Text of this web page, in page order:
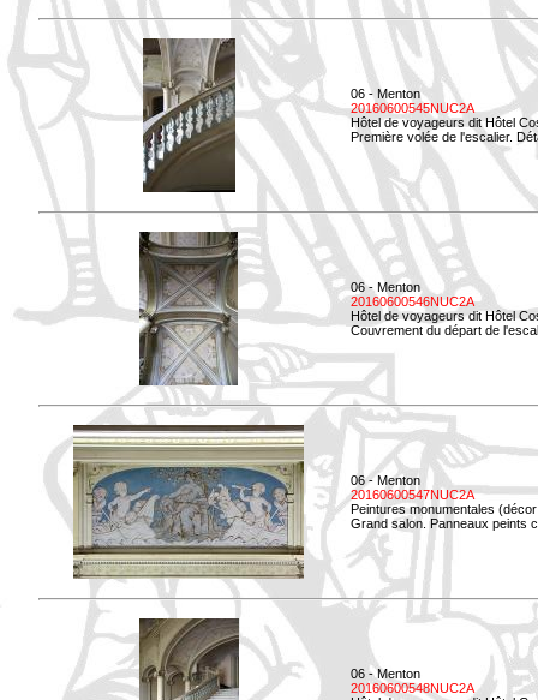
06 - Menton
20160600545NUC2A
Hôtel de voyageurs dit Hôtel
Première volée de l'escalier.
06 - Menton
20160600546NUC2A
Hôtel de voyageurs dit Hôtel
Couvrement du départ de
06 - Menton
20160600547NUC2A
Peintures monumentales
Grand salon. Panneaux peints
06 - Menton
20160600548NUC2A